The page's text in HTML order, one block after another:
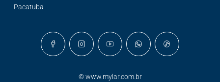
Pacatuba
©www.mylar.com.br